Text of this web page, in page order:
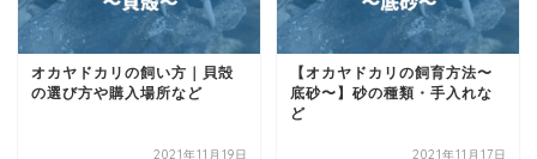
オカヤドカリの飼い方｜貝殻
の選び方や購入場所など
2021年11月19日
【オカヤドカリの飼育方法〜
底砂〜】砂の種類・手入れな
ど
2021年11月17日